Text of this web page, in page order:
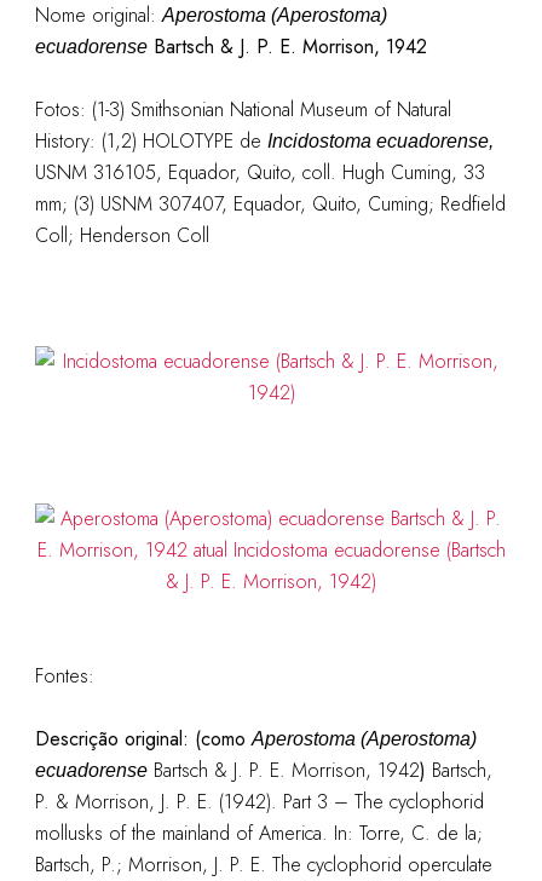
Nome original:Aperostoma (Aperostoma)
ecuadorenseBartsch & J. P. E. Morrison, 1942
Fotos: (1-3) Smithsonian National Museum of Natural
History: (1,2) HOLOTYPE de Incidostoma ecuadorense,
USNM 316105, Equador, Quito, coll. Hugh Cuming, 33
mm; (3) USNM 307407, Equador, Quito, Cuming; Redfield
Coll; Henderson Coll
Fontes:
Descrição original: (comoAperostoma (Aperostoma)
ecuadorenseBartsch & J. P. E. Morrison, 1942) Bartsch,
P. & Morrison, J. P. E. (1942). Part 3 – The cyclophorid
mollusks of the mainland of America. In: Torre, C. de la;
Bartsch, P.; Morrison, J. P. E. The cyclophorid operculate